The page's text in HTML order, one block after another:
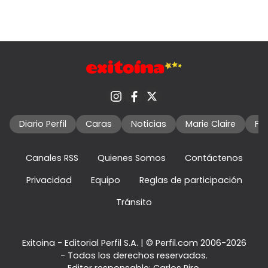
Diario Perfil Caras Noticias Marie Claire
Canales RSS Quienes Somos
Contáctenos
Privacidad
Equipo
Reglas de participación
Tránsito
Exitoina - Editorial Perfil S.A. | © Perfil.com 2006-2026
- Todos los derechos reservados.